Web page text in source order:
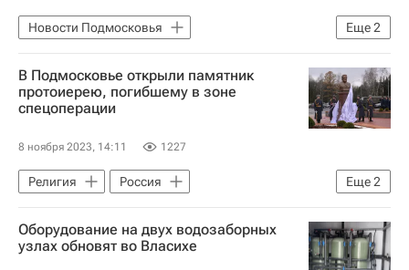
Еще2
Новости Подмосковья
Московская область (Подмосковье)
Андрей Воробьев
В Подмосковье открыли памятник
протоиерею, погибшему в зоне
спецоперации
8 ноября 2023, 14:11 1227
Еще2
Религия
Россия
Сергей Каракаев
Московская область (Подмосковье)
Оборудование на двух водозаборных
узлах обновят во Власихе